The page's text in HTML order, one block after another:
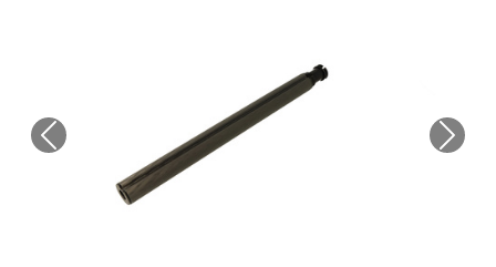
Previous Next